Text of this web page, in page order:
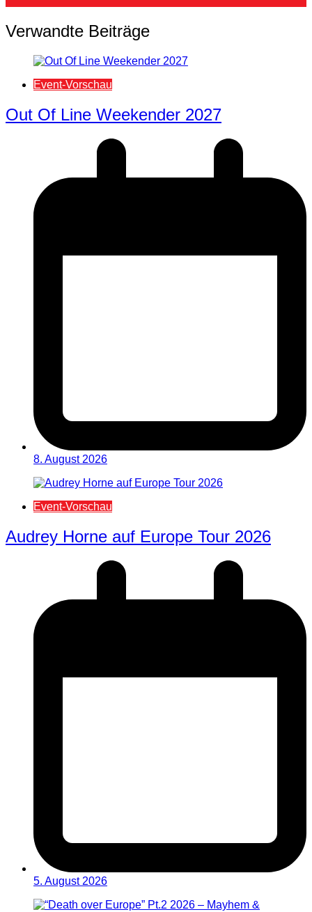
Verwandte Beiträge
Event-Vorschau
Out Of Line Weekender 2027
8. August 2026
Event-Vorschau
Audrey Horne auf Europe Tour 2026
5. August 2026